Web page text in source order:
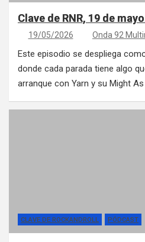
Clave de RNR, 19 de
19/05/2026 Onda 92
Este episodio se despliega
donde cada parada tiene algo
arranque con Yarn y su Might
CLAVE DE ROCKANDROLL PÓDCAST